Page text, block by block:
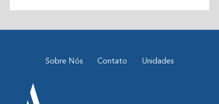
Sobre Nós Contato Unidades